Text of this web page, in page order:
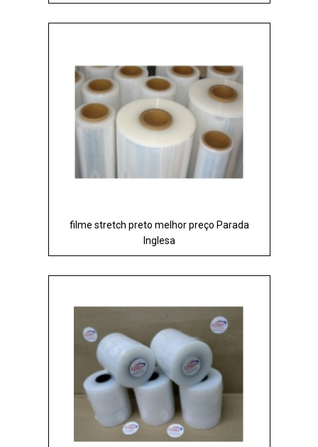
filme stretch preto melhor preço Parada
Inglesa